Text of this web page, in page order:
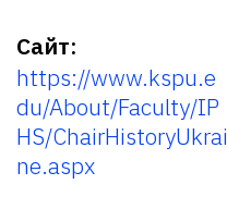
Сайт:
https://www.kspu.e
du/About/Faculty/IP
HS/ChairHistoryUkrai
ne.aspx